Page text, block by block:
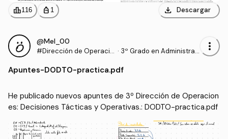
leaderboard116 personal_bag 1 download Descargar
@Mel_00
#Dirección de Operacio
y Operativas.
· 3º Grado en Administrac
sas (UHU)
more_vert
Apuntes-DODTO-practica.pdf
He publicado nuevos apuntes de 3º Dirección de Operacion
es: Decisiones Tácticas y Operativas.: DODTO-practica.pdf